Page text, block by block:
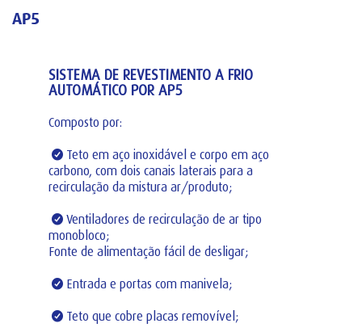
AP5
SISTEMA DE REVESTIMENTO A FRIO
AUTOMÁTICO POR AP5
Composto por:
Teto em aço inoxidável e corpo em aço
carbono, com dois canais laterais para a
recirculação da mistura ar/produto;
Ventiladores de recirculação de ar tipo
monobloco;
Fonte de alimentação fácil de desligar;
Entrada e portas com manivela;
Teto que cobre placas removível;